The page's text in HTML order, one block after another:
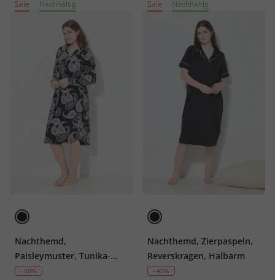
Sale Nachhaltig
Nachthemd,
Paisleymuster, Tunika-
Ausschnitt, Langarm
- 50%
Sale Nachhaltig
Nachthemd, Zierpaspeln,
Reverskragen, Halbarm
- 42%